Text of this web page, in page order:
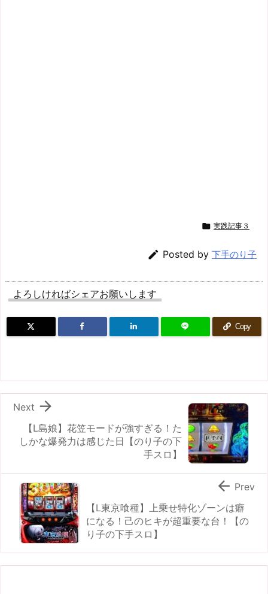
 実践記事３
 Posted by 下手のり子
よろしければシェアお願いします
Copy
【L島娘】花笠モードが強すぎる！た
しかな爆発力は感じた日【のり子の下
手スロ】

Next
【L東京喰種】上乗せ特化ゾーンは癖
になる！己のヒキが超重要な台！【の
り子の下手スロ】
 Prev